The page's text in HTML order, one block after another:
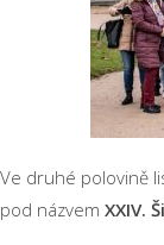
Ve druhé polovině
pod názvem XXIV.